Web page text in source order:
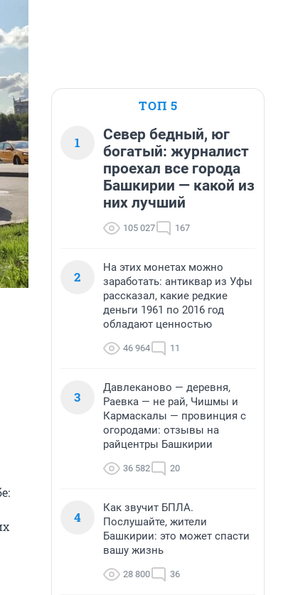
ТОП 5
1
Север бедный, юг
богатый: журналист
проехал все города
Башкирии — какой из
них лучший
105 027 167
2
На этих монетах можно
заработать: антиквар из Уфы
рассказал, какие редкие
деньги 1961 по 2016 год
обладают ценностью
46 964 11
3
Давлеканово — деревня,
Раевка — не рай, Чишмы и
Кармаскалы — провинция с
огородами: отзывы на
райцентры Башкирии
36 582 20
4
Как звучит БПЛА.
Послушайте, жители
Башкирии: это может спасти
вашу жизнь
28 800 36